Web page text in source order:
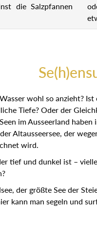
die Salzpfannen
wohl so anzieht?
Tiefe? Oder der
im Ausseerland
Altausseersee, der
wird.
tief und dunkel ist –
der größte See der
kann man segeln und